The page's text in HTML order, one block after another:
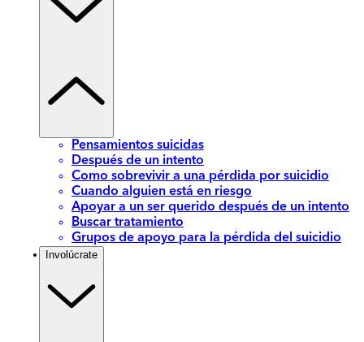
Pensamientos suicidas
Después de un intento
Como sobrevivir a una pérdida por suicidio
Cuando alguien está en riesgo
Apoyar a un ser querido después de un intento
Buscar tratamiento
Grupos de apoyo para la pérdida del suicidio
Involúcrate